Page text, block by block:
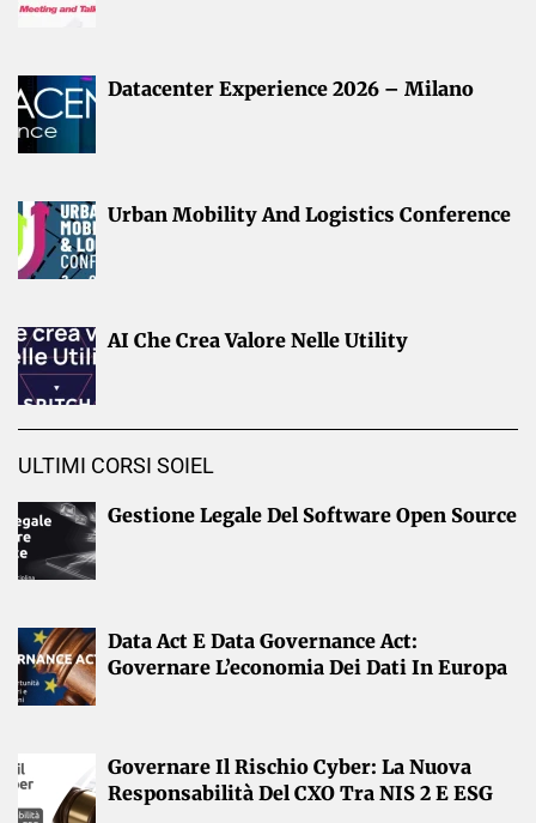
Datacenter Experience 2026 – Milano
Urban Mobility And Logistics Conference
AI Che Crea Valore Nelle Utility
ULTIMI CORSI SOIEL
Gestione Legale Del Software Open Source
Data Act E Data Governance Act:
Governare L’economia Dei Dati In Europa
Governare Il Rischio Cyber: La Nuova
Responsabilità Del CXO Tra NIS 2 E ESG